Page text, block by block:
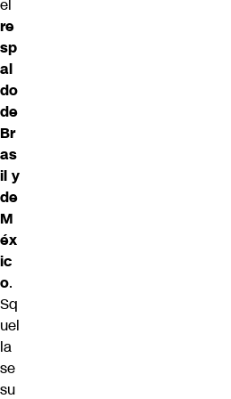
el
re
sp
al
do
de
Br
as
il y
de
M
éx
ic
o.
Sq
uel
la
se
su